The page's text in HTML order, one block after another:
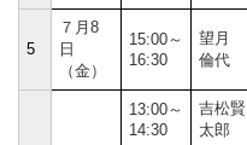
5
７月8
日
（金）
15:00～
16:30
望月
倫代
13:00～
14:30
吉松賢
太郎